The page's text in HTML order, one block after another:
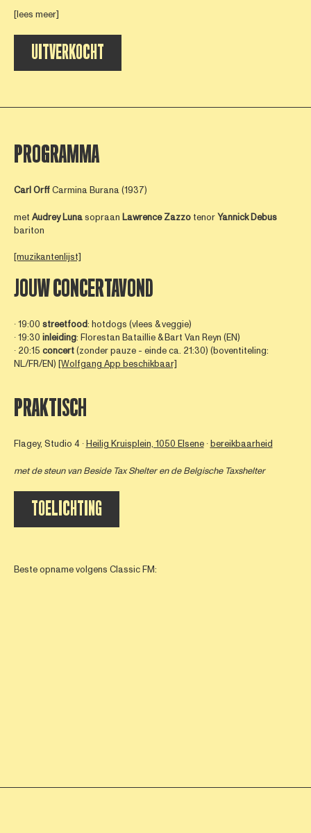
[lees meer]
UITVERKOCHT
TOELICHTING
PROGRAMMA
Carl OrffCarmina Burana (1937)
met AudreyLunasopraan LawrenceZazzo tenorYannick Debus
bariton
[muzikantenlijst]
JOUW CONCERTAVOND
∙ 19:00 streetfood: hotdogs (vlees & veggie)
∙ 19:30 inleiding: Florestan Bataillie & Bart Van Reyn (EN)
∙ 20:15 concert(zonder pauze - einde ca. 21:30) (boventiteling:
NL/FR/EN) [Wolfgang App beschikbaar]
PRAKTISCH
Flagey, Studio 4 ∙Heilig Kruisplein, 1050 Elsene∙bereikbaarheid
met de steun vanBeside Tax Shelteren de Belgische Taxshelter
Beste opname volgens Classic FM: